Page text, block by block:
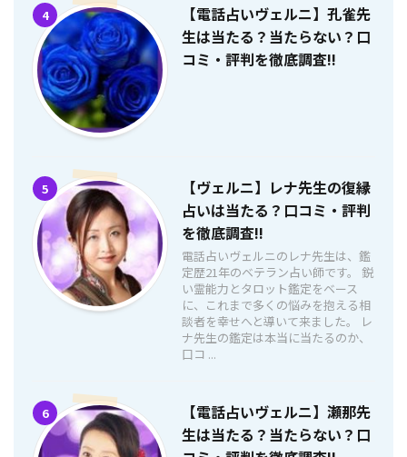
4
【電話占いヴェルニ】孔雀先
生は当たる？当たらない？口
コミ・評判を徹底調査!!
5
【ヴェルニ】レナ先生の復縁
占いは当たる？口コミ・評判
を徹底調査!!
電話占いヴェルニのレナ先生は、鑑
定歴21年のベテラン占い師です。 鋭
い霊能力とタロット鑑定をベース
に、これまで多くの悩みを抱える相
談者を幸せへと導いて来ました。 レ
ナ先生の鑑定は本当に当たるのか、
口コ ...
6
【電話占いヴェルニ】瀬那先
生は当たる？当たらない？口